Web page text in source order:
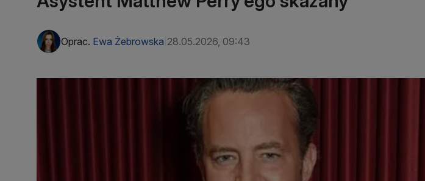
Oprac. Ewa Żebrowska 28.05.2026, 09:43